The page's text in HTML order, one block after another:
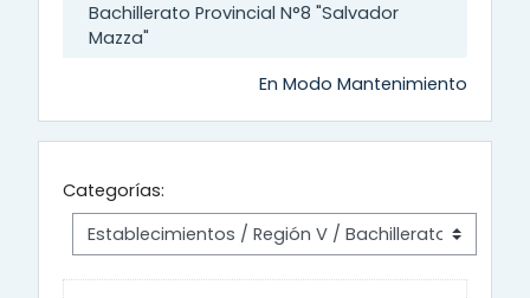
Bachillerato Provincial N°8 "Salvador
Mazza"
En Modo Mantenimiento
Categorías: